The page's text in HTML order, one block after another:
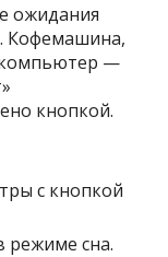
ожидания
Кофемашина,
компьютер —
кнопкой.
с кнопкой
режиме сна.